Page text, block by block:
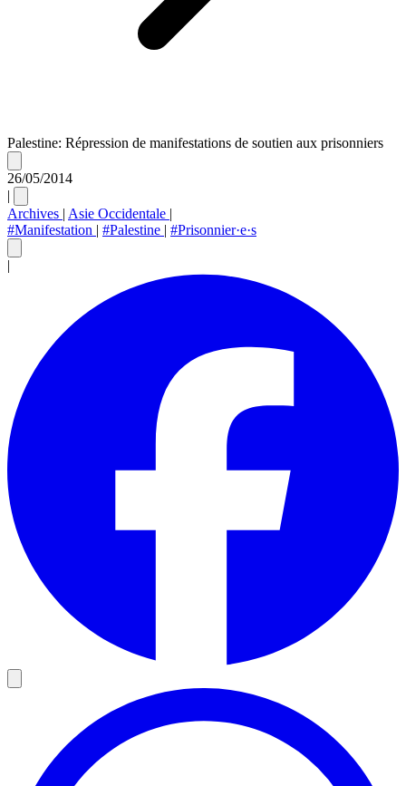
Palestine: Répression de manifestations de soutien aux prisonniers
26/05/2014
|
Archives | Asie Occidentale |
#Manifestation | #Palestine | #Prisonnier·e·s
|